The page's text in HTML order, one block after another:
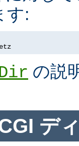
す:
の説
デ